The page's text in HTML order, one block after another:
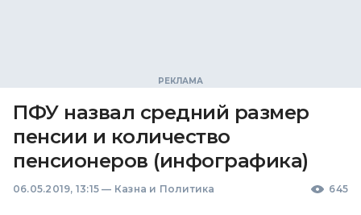
ПФУ назвал средний размер
пенсии и количество
пенсионеров (инфографика)
06.05.2019, 13:15 — Казна и Политика 645